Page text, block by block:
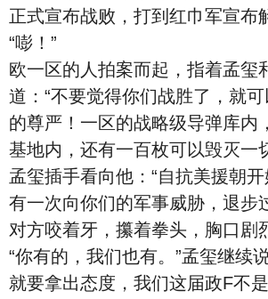
正式宣布战败，打到红巾军宣布
“嘭！”
欧一区的人拍案而起，指着孟玺
道：“不要觉得你们战胜了，就
的尊严！一区的战略级导弹库内
基地内，还有一百枚可以毁灭一
孟玺插手看向他：“自抗美援朝
有一次向你们的军事威胁，退步
对方咬着牙，攥着拳头，胸口剧
“你有的，我们也有。”孟玺继续
就要拿出态度，我们这届政F不